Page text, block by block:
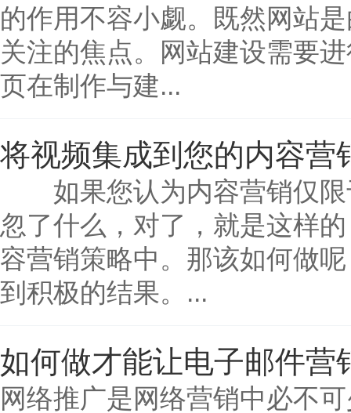
的作用不容小觑。既然网站
关注的焦点。网站建设需要
页在制作与建...
将视频集成到您的内容营
如果您认为内容营销仅限
忽了什么，对了，就是这样
容营销策略中。那该如何做
到积极的结果。...
如何做才能让电子邮件营
网络推广是网络营销中必不